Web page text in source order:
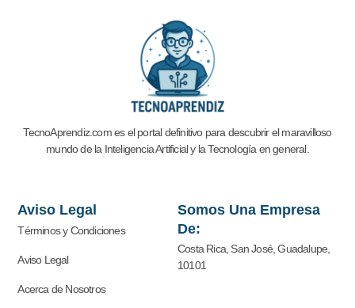
TecnoAprendiz.com es el portal definitivo para descubrir el maravilloso
mundo de la Inteligencia Artificial y laTecnología en general.
Aviso Legal
Términos y Condiciones
Aviso Legal
Acerca de Nosotros
Somos Una Empresa
De:
Costa Rica, San José, Guadalupe,
10101